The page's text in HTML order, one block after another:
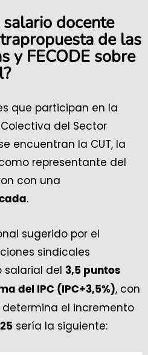
docente
de las
y FECODE sobre
que participan en la
del Sector
encuentran la CUT, la
como representante del
con una
.
sugerido por el
sindicales
salarial del 3,5 puntos
del IPC (IPC+3,5%), con
el incremento
sería la siguiente: